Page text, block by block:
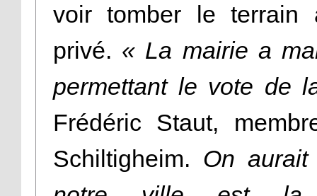
voir tomber le terrain
privé. « La mairie a
permettant le vote de
Frédéric Staut,
Schiltigheim. On